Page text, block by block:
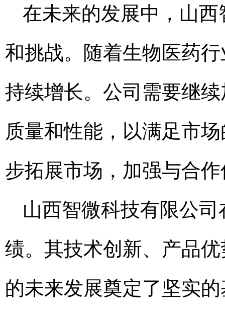
在未来的发展中，山
和挑战。随着生物医药
持续增长。公司需要继
质量和性能，以满足市
步拓展市场，加强与合
山西智微科技有限公
绩。其技术创新、产品
的未来发展奠定了坚实